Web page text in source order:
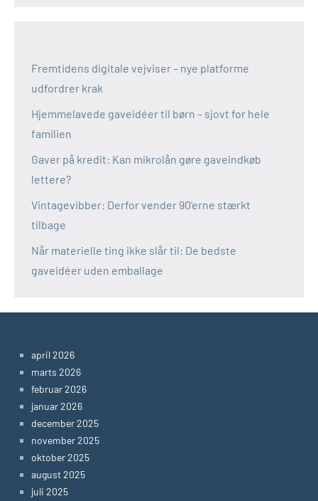
Fremtidens digitale vejviser – nye platforme
udfordrer krak
Hjemmelavede gaveidéer til børn – sjovt for hele
familien
Gaver på kredit: Kan mikrolån gøre gaveindkøb
lettere?
Vintagevibber: Derfor vender 90’erne stærkt
tilbage
Når materielle ting ikke slår til: De bedste
gaveidéer uden emballage
april 2026
marts 2026
februar 2026
januar 2026
december 2025
november 2025
oktober 2025
august 2025
juli 2025